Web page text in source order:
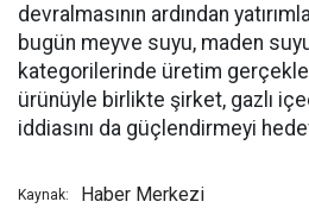
devralmasının ardından
bugün meyve suyu, maden
kategorilerinde üretim
ürünüyle birlikte şirket, gazlı
iddiasını da güçlendirmeyi
Kaynak: Haber Merkezi